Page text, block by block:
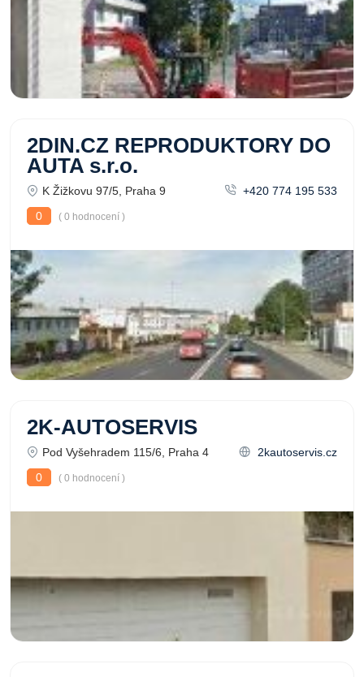
2DIN.CZ REPRODUKTORY DO
AUTA s.r.o.
K Žižkovu 97/5, Praha 9
+420 774 195 533
0
( 0 hodnocení )
2K-AUTOSERVIS
Pod Vyšehradem 115/6, Praha 4
2kautoservis.cz
0
( 0 hodnocení )